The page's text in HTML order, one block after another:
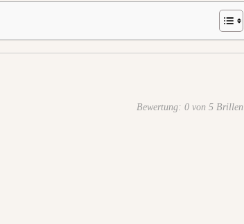
Bewertung: 0 von 5 Brillen